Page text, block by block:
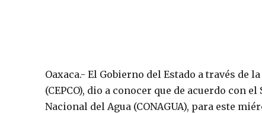
Oaxaca.- El Gobierno del Estado a través de
(CEPCO), dio a conocer que de acuerdo con
Nacional del Agua (CONAGUA), para este